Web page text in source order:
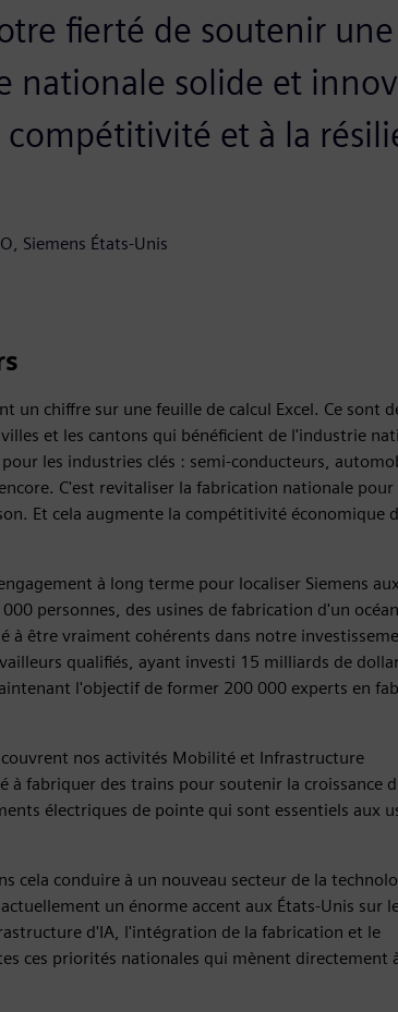
fierté de soutenir une
nationale solide et
compétitivité et à la
Siemens États-Unis
chiffre sur une feuille de calcul Excel. Ce sont
et les cantons qui bénéficient de l'industrie
les industries clés : semi-conducteurs,
C'est revitaliser la fabrication nationale pour
Et cela augmente la compétitivité économique
à long terme pour localiser Siemens
personnes, des usines de fabrication d'un
à être vraiment cohérents dans notre
qualifiés, ayant investi 15 milliards de
l'objectif de former 200 000 experts en
nos activités Mobilité et Infrastructure
fabriquer des trains pour soutenir la croissance
électriques de pointe qui sont essentiels aux
cela conduire à un nouveau secteur de la
un énorme accent aux États-Unis sur
d'IA, l'intégration de la fabrication et le
ces priorités nationales qui mènent directement